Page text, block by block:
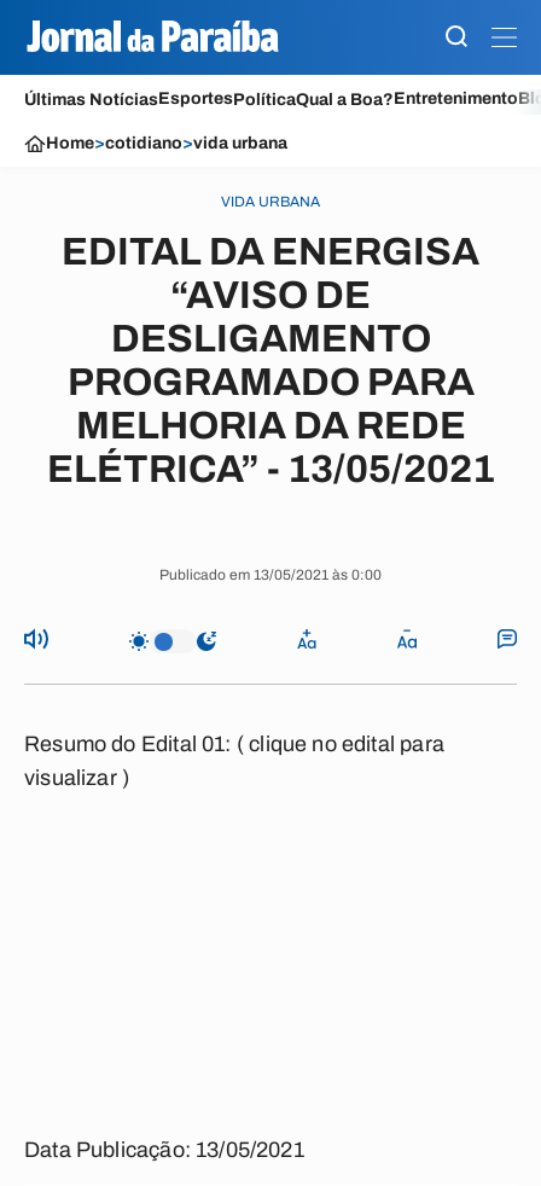
Últimas NotíciasEsportesPolíticaQual a Boa?Entretenimento
Home>cotidiano>vida urbana
VIDA URBANA
EDITAL DA ENERGISA
“AVISO DE
DESLIGAMENTO
PROGRAMADO PARA
MELHORIA DA REDE
ELÉTRICA” - 13/05/2021
Publicado em 13/05/2021 às 0:00
Resumo do Edital 01: ( clique no edital para
visualizar )
Data Publicação: 13/05/2021